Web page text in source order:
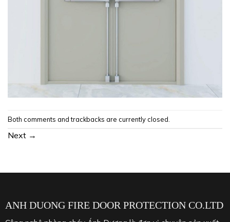
Both comments and trackbacks are currently closed.
Next →
ANH DUONG FIRE DOOR PROTECTION CO.LTD